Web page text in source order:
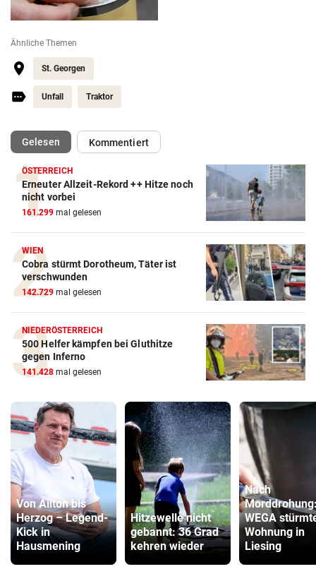
Ähnliche Themen
St. Georgen
Unfall Traktor
Gelesen(ausgewählt)Kommentiert
ÖSTERREICH
Erneuter Allzeit-Rekord ++ Hitze noch
nicht vorbei
161.299 mal gelesen
WIEN
Cobra stürmt Dorotheum, Täter ist
verschwunden
142.729 mal gelesen
NIEDERÖSTERREICH
500 Helfer kämpfen bei Gluthitze
gegen Inferno
141.428 mal gelesen
Von Ailton bis
Herzog – Legend-
Kick in
Hausmening
Hitzewelle nicht
gebannt: 36 Grad
kehren wieder
Nach
WEGA
Wohnung in
Liesing